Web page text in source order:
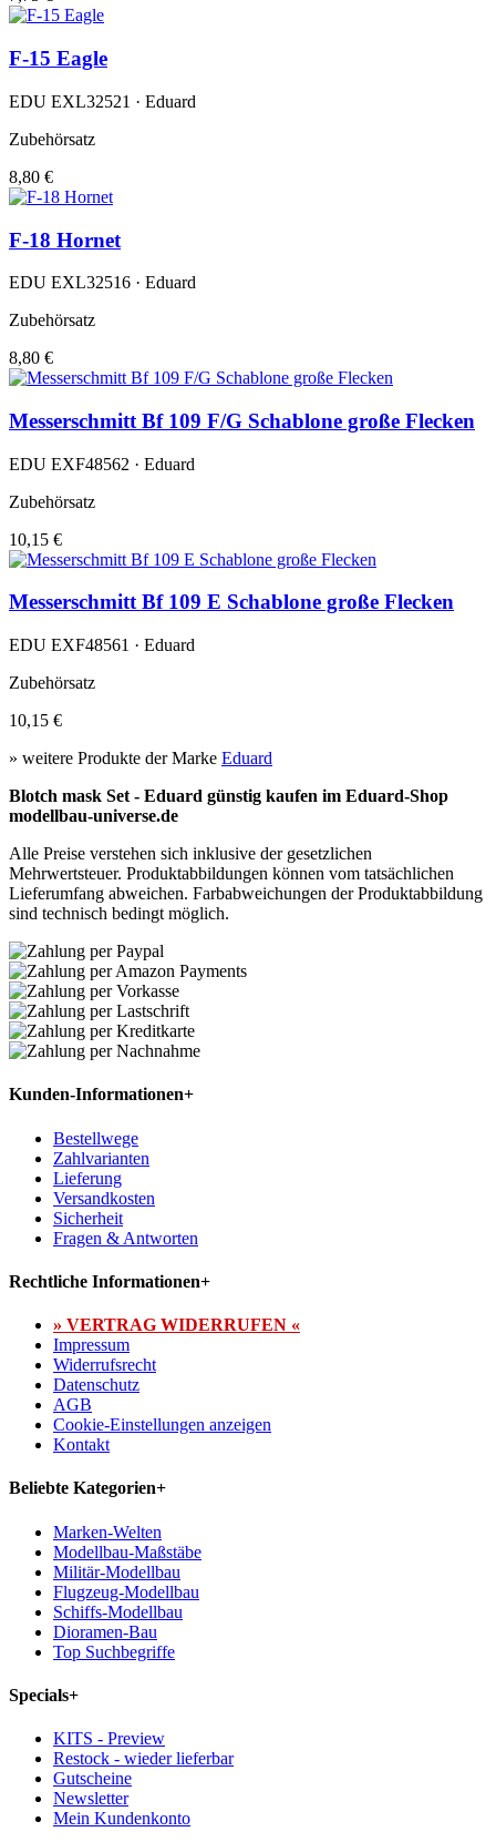
F-15 Eagle
EDU EXL32521 · Eduard
Zubehörsatz
8,80 €
F-18 Hornet
EDU EXL32516 · Eduard
Zubehörsatz
8,80 €
Messerschmitt Bf 109 F/G Schablone große Flecken
EDU EXF48562 · Eduard
Zubehörsatz
10,15 €
Messerschmitt Bf 109 E Schablone große Flecken
EDU EXF48561 · Eduard
Zubehörsatz
10,15 €
» weitere Produkte der Marke Eduard
Blotch mask Set - Eduard günstig kaufen im Eduard-Shop
modellbau-universe.de
Alle Preise verstehen sich inklusive der gesetzlichen
Mehrwertsteuer. Produktabbildungen können vom tatsächlichen
Lieferumfang abweichen. Farbabweichungen der Produktabbildung
sind technisch bedingt möglich.
Kunden-Informationen+
Bestellwege
Zahlvarianten
Lieferung
Versandkosten
Sicherheit
Fragen & Antworten
Rechtliche Informationen+
» VERTRAG WIDERRUFEN «
Impressum
Widerrufsrecht
Datenschutz
AGB
Cookie-Einstellungen anzeigen
Kontakt
Beliebte Kategorien+
Marken-Welten
Modellbau-Maßstäbe
Militär-Modellbau
Flugzeug-Modellbau
Schiffs-Modellbau
Dioramen-Bau
Top Suchbegriffe
Specials+
KITS - Preview
Restock - wieder lieferbar
Gutscheine
Newsletter
Mein Kundenkonto